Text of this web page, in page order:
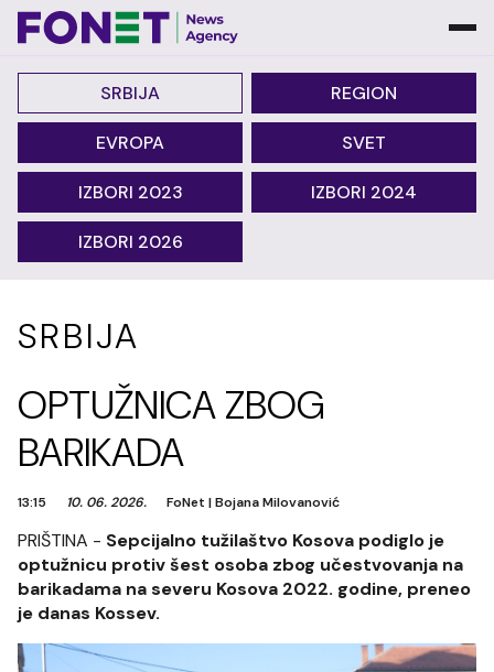
SRBIJA REGION
EVROPA SVET
IZBORI 2023 IZBORI 2024
IZBORI 2026
SRBIJA
OPTUŽNICA ZBOG
BARIKADA
13:15 10. 06. 2026. FoNet |Bojana Milovanović
PRIŠTINA - Sepcijalno tužilaštvo Kosova podiglo je
optužnicu protiv šest osoba zbog učestvovanja na
barikadama na severu Kosova 2022. godine, preneo
je danas Kossev.